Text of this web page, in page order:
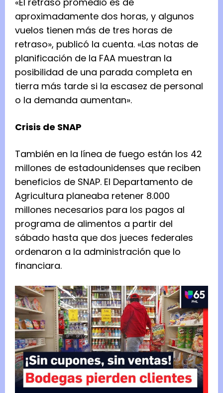
aproximadamente dos horas, y algunos
vuelos tienen más de tres horas de
retraso», publicó la cuenta. «Las notas de
planificación de la FAA muestran la
posibilidad de una parada completa en
tierra más tarde si la escasez de personal
o la demanda aumentan».
Crisis de SNAP
También en la línea de fuego están los 42
millones de estadounidenses que reciben
beneficios de SNAP. El Departamento de
Agricultura planeaba retener 8.000
millones necesarios para los pagos al
programa de alimentos a partir del
sábado hasta que dos jueces federales
ordenaron a la administración que lo
financiara.